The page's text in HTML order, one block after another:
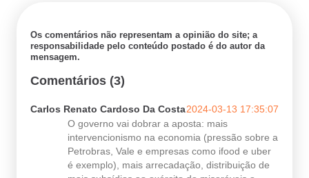
Os comentários não representam a opinião do site; a
responsabilidade pelo conteúdo postado é do autor da
mensagem.
Comentários (3)
Carlos Renato Cardoso Da Costa2024-03-13 17:35:07
O governo vai dobrar a aposta: mais
intervencionismo na economia (pressão sobre a
Petrobras, Vale e empresas como ifood e uber
é exemplo), mais arrecadação, distribuição de